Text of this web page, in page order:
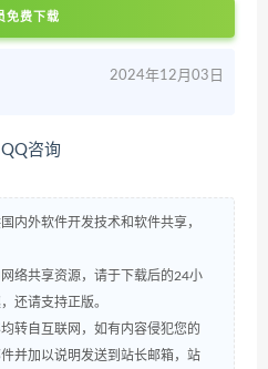
免费下载
2024年12月03日
咨询
内外软件开发技术和软件共享，
络共享资源，请于下载后的24小
还请支持正版。
转自互联网，如有内容侵犯您的
并加以说明发送到站长邮箱，站